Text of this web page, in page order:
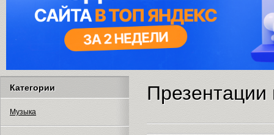
Категории
Музыка
Презентации